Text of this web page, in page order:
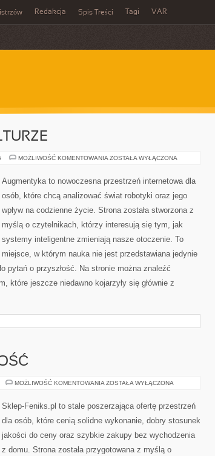
Redakcja Spis Treści Tagi VAR
MOŻLIWOŚĆ KOMENTOWANIA CYBERPUNK
ZOSTAŁA WYŁĄCZONA
Augmentyka to nowoczesna przestrzeń internetowa dla
osób, które chcą analizować świat robotyki oraz jego
wpływ na codzienne życie. Strona została stworzona z
myślą o czytelnikach, którzy interesują się tym, jak
systemy inteligentne zmieniają nasze otoczenie. To
miejsce, w którym nauka nie jest przedstawiana jedynie
pytań o przyszłość. Na stronie można znaleźć
które jeszcze niedawno kojarzyły się głównie z
MOŻLIWOŚĆ KOMENTOWANIA TRENDY
ZOSTAŁA WYŁĄCZONA
Sklep-Feniks.pl to stale poszerzająca ofertę przestrzeń
dla osób, które cenią solidne wykonanie, dobry stosunek
jakości do ceny oraz szybkie zakupy bez wychodzenia
z domu. Strona została przygotowana z myślą o